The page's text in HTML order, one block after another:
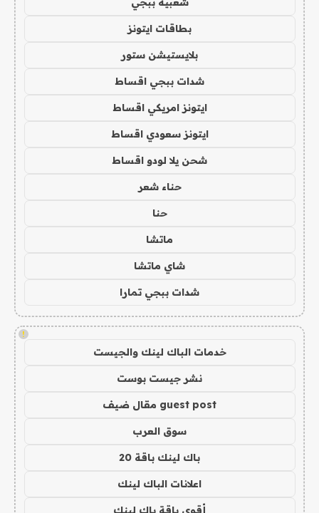
بطاقات ايتونز
بلايستيشن ستور
شدات ببجي اقساط
ايتونز امريكي اقساط
ايتونز سعودي اقساط
شحن يلا لودو اقساط
حناء شعر
حنا
ماتشا
شاي ماتشا
شدات ببجي تمارا
!
خدمات الباك لينك والجيست
نشر جيست بوست
guest post مقال ضيف
سوق العرب
باك لينك باقة 20
اعلانات الباك لينك
أقوى باقة باك لينك